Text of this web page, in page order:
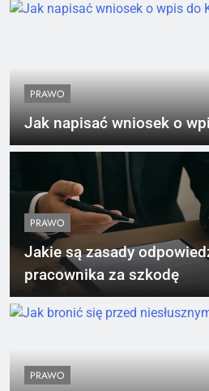
PRAWO
Jak napisać wniosek o
PRAWO
Jakie są zasady
pracownika za szkodę
PRAWO